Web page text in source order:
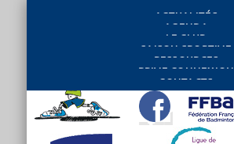
ACTUALITÉS
AGENDA
LE CLUB
SAISON SPORTIVE
RESSOURCES
PRIVE CONNEXION
CONTACTS